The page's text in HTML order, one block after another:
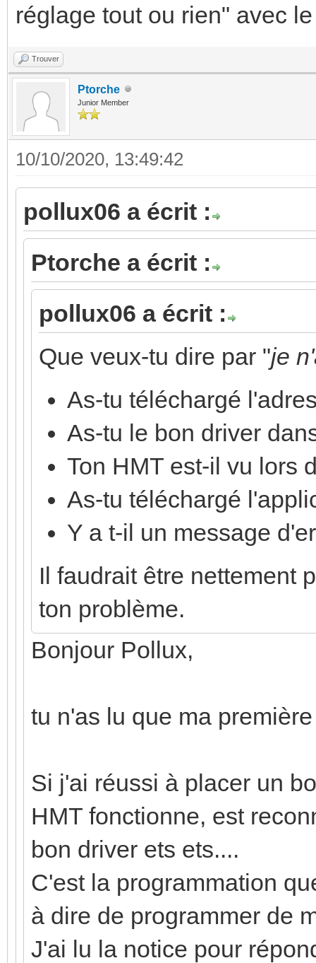
réglage tout ou rien" avec le
Trouver
Ptorche
Junior Member
10/10/2020, 13:49:42
pollux06 a écrit :
Ptorche a écrit :
pollux06 a écrit :
Que veux-tu dire par "je
As-tu téléchargé
As-tu le bon driver
Ton HMT est-il vu lors
As-tu téléchargé
Y a t-il un message
Il faudrait être nettement
ton problème.
Bonjour Pollux,
tu n'as lu que ma
Si j'ai réussi à placer un
HMT fonctionne, est
bon driver ets ets....
C'est la programmation
à dire de programmer de
J'ai lu la notice pour